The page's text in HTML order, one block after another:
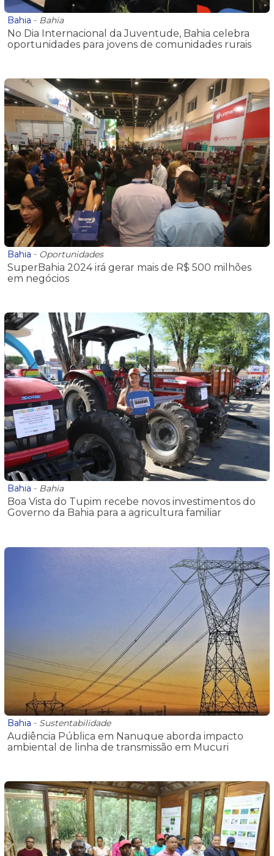
Bahia - Bahia
No Dia Internacional da Juventude, Bahia celebra
oportunidades para jovens de comunidades rurais
Bahia - Oportunidades
SuperBahia 2024 irá gerar mais de R$ 500 milhões
em negócios
Bahia - Bahia
Boa Vista do Tupim recebe novos investimentos do
Governo da Bahia para a agricultura familiar
Bahia - Sustentabilidade
Audiência Pública em Nanuque aborda impacto
ambiental de linha de transmissão em Mucuri